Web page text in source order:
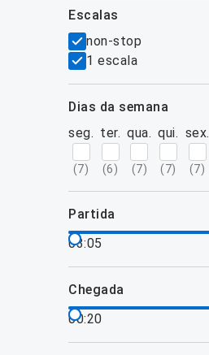
filtros
escalas
non-stop
1 escala
dias da semana
seg.
(7)
ter.
(6)
qua.
(7)
qui.
(7)
sex.
(7)
partida
03:05
chegada
00:20